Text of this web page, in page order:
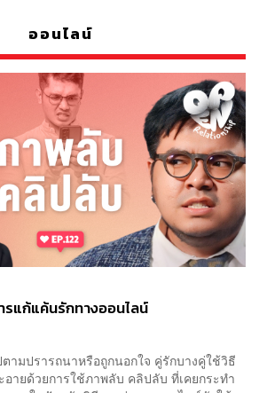
ออนไลน์
แก้แค้นรักทางออนไลน์
ตามปรารถนาหรือถูกนอกใจ คู่รักบางคู่ใช้วิธี
อายด้วยการใช้ภาพลับ คลิปลับ ที่เคยกระทำ